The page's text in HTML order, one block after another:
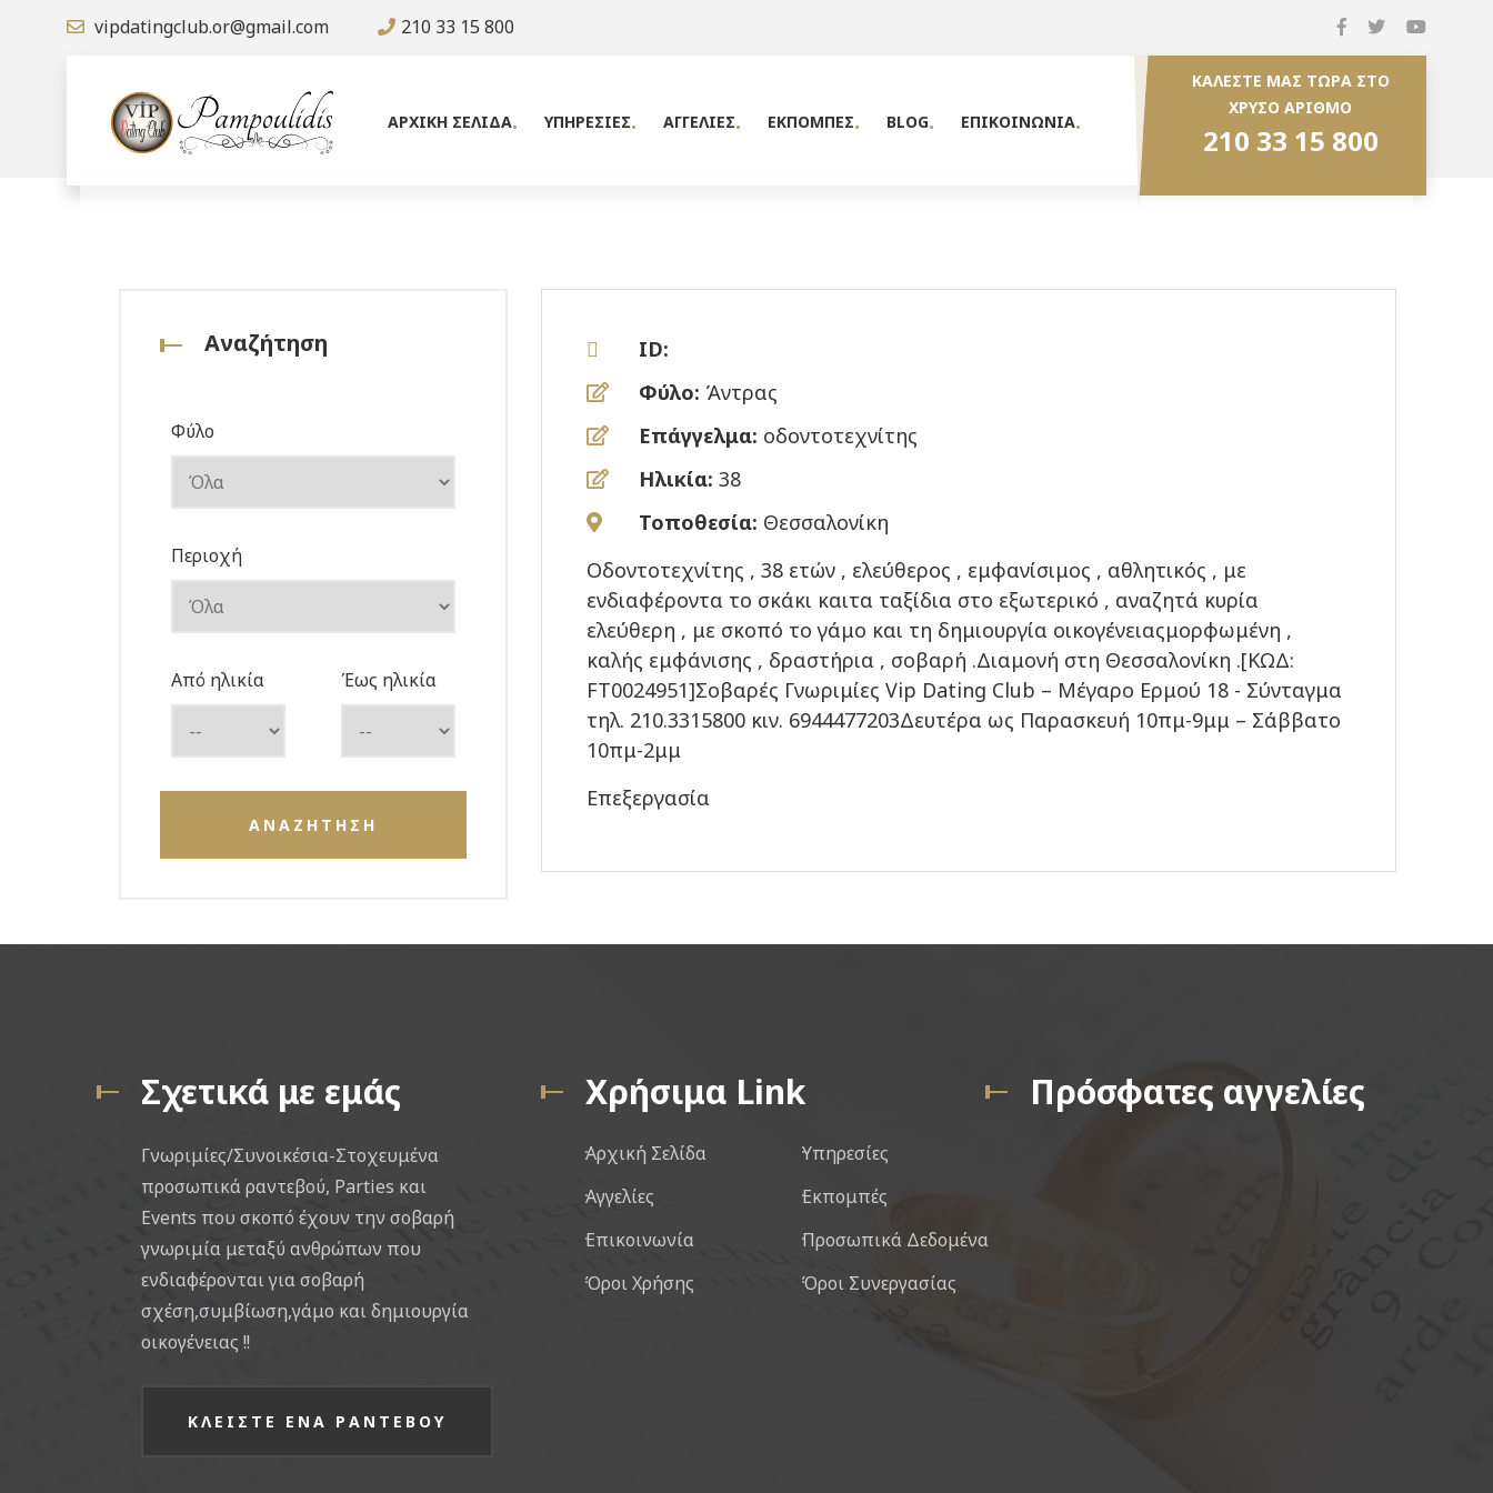
vipdatingclub.or@gmail.com 210 33 15 800
ΑΡΧΙΚΗ ΣΕΛΙΔΑ ΥΠΗΡΕΣΙΕΣ ΑΓΓΕΛΙΕΣ ΕΚΠΟΜΠΕΣ BLOG ΕΠΙΚΟΙΝΩΝΙΑ
ΚΑΛΕΣΤΕ ΜΑΣ ΤΩΡΑ ΣΤΟ
ΧΡΥΣΟ ΑΡΙΘΜΟ
210 33 15 800
Αναζήτηση
Φύλο
Περιοχή
Από ηλικία Έως ηλικία
ΑΝΑΖΗΤΗΣΗ
ID:
Φύλο: Άντρας
Επάγγελμα: οδοντοτεχνίτης
Ηλικία: 38
Τοποθεσία: Θεσσαλονίκη
Οδοντοτεχνίτης , 38 ετών , ελεύθερος , εμφανίσιμος , αθλητικός , με
ενδιαφέροντα το σκάκι καιτα ταξίδια στο εξωτερικό , αναζητά κυρία
ελεύθερη , με σκοπό το γάμο και τη δημιουργία οικογένειαςμορφωμένη ,
καλής εμφάνισης , δραστήρια , σοβαρή .Διαμονή στη Θεσσαλονίκη .[ΚΩΔ:
FT0024951]Σοβαρές Γνωριμίες Vip Dating Club – Μέγαρο Ερμού 18 - Σύνταγμα
τηλ. 210.3315800 κιν. 6944477203Δευτέρα ως Παρασκευή 10πμ-9μμ – Σάββατο
10πμ-2μμ
Επεξεργασία
Σχετικά με εμάς
Γνωριμίες/Συνοικέσια-Στοχευμένα
προσωπικά ραντεβού, Parties και
Events που σκοπό έχουν την σοβαρή
γνωριμία μεταξύ ανθρώπων που
ενδιαφέρονται για σοβαρή
σχέση,συμβίωση,γάμο και δημιουργία
οικογένειας !!
ΚΛΕΙΣΤΕ ΕΝΑ ΡΑΝΤΕΒΟΥ
Χρήσιμα Link
Αρχική Σελίδα
Υπηρεσίες
Αγγελίες
Εκπομπές
Επικοινωνία
Προσωπικά Δεδομένα
Όροι Χρήσης
Όροι Συνεργασίας
Πρόσφατες αγγελίες